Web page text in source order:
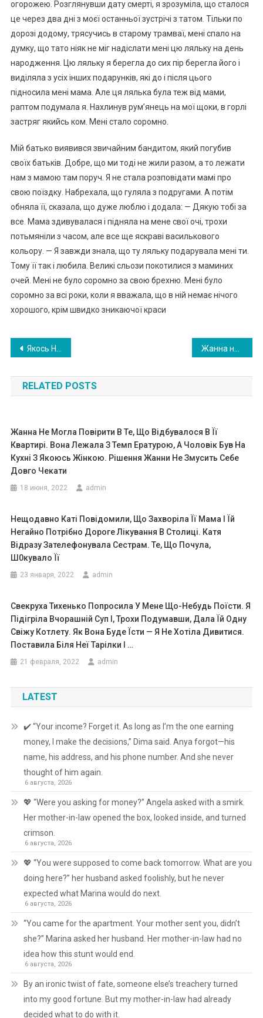
огорожею. Розглянувши дату смерті, я зрозуміла, що сталося
це через два дні з моєї останньої зустрічі з татом. Тільки по
дорозі додому, трясучись в старому трамваї, мені спало на
думку, що тато ніяк не міг надіслати мені цю ляльку на день
народження. Цю ляльку я берегла до сих пір берегла його і
виділяла з усіх інших подарунків, які до і після цього
підносила мені мама. Але ця лялька була теж від мами,
раптом подумала я. Нахлинув рум’янець на мої щоки, в горлі
застряг якийсь ком. Мені стало соромно.
Мій батько виявився звичайним бандитом, який погубив
своїх батьків. Добре, що ми тоді не жили разом, а то лежати
нам з мамою там поруч. Я не стала розповідати мамі про
свою поїздку. Набрехала, що гуляла з подругами. А потім
обняла її, сказала, що дуже люблю і додала: — Дякую тобі за
все. Мама здивувалася і підняла на мене свої очі, трохи
потьмяніли з часом, але все ще яскраві василькового
кольору. — Я завжди знала, що ту ляльку подарувала мені ти.
Тому її так і любила. Великі сльози покотилися з маминих
очей. Мені не було соромно за свою брехню. Мені було
соромно за всі роки, коли я вважала, що в ній немає нічого
хорошого, крім швидко зникаючої краси
Навигация
по
записям
Якось Наталя вирішила, що мама їй наб ридла – і вона більше не доглядатиме її. Але холодного зимового вечора сталося таке, після чого ставлення змінилося
RELATED POSTS
Жанна Не Могла Повірити В Те, Що Відбувалося В Її
Квартирі. Вона Лежала З Темп Ературою, А Чоловік Був На
Кухні З Якоюсь Жінкою. Рішення Жанни Не Змусить Себе
Довго Чекати
18 июня, 2022 admin
Нещодавно Каті Повідомили, Що Захворіла Її Мама І Їй
Негайно Потрібно Дороге Лікування В Столиці. Катя
Відразу Зателефонувала Сестрам. Те, Що Почула,
Ш0кувало Її
23 января, 2022 admin
Свекруха Тихенько Попросила У Мене Що-Небудь Поїсти. Я
Підігріла Вчорашній Суп І, Трохи Подумавши, Дала Їй Одну
Свіжу Котлету. Як Вона Буде Їсти — Я Не Хотіла Дивитися.
Поставила Біля Неї Тарілки І …
21 февраля, 2022 admin
LATEST
✔️ “Your income? Forget it. As long as I’m the one earning
money, I make the decisions,” Dima said. Anya forgot—his
name, his address, and his phone number. And she never
thought of him again.
6 августа, 2026
💖 “Were you asking for money?” Angela asked with a smirk.
Her mother-in-law opened the box, looked inside, and turned
crimson.
6 августа, 2026
💖 “You were supposed to come back tomorrow. What are you
doing here?” her husband asked foolishly, but he never
expected what Marina would do next.
6 августа, 2026
“You came for the apartment. Your mother sent you, didn’t
she?” Marina asked her husband. Her mother-in-law had no
idea how this stunt would end.
6 августа, 2026
By an ironic twist of fate, someone else’s treachery turned
into my good fortune. But my mother-in-law had already
decided what to do with it.